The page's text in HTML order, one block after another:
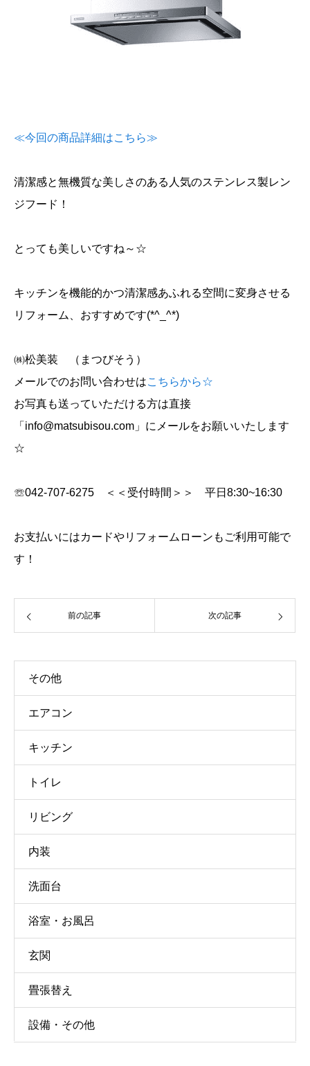
≪今回の商品詳細はこちら≫
清潔感と無機質な美しさのある人気のステンレス製レン
ジフード！
とっても美しいですね～☆
キッチンを機能的かつ清潔感あふれる空間に変身させる
リフォーム、おすすめです(*^_^*)
㈱松美装 （まつびそう）
メールでのお問い合わせはこちらから☆
お写真も送っていただける方は直接
「info@matsubisou.com」にメールをお願いいたします
☆
☏042-707-6275 ＜＜受付時間＞＞ 平日8:30~16:30
お支払いにはカードやリフォームローンもご利用可能で
す！
前の記事 次の記事
その他
エアコン
キッチン
トイレ
リビング
内装
洗面台
浴室・お風呂
玄関
畳張替え
設備・その他